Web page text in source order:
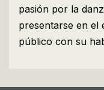
pasión por la
presentarse en el
público con su